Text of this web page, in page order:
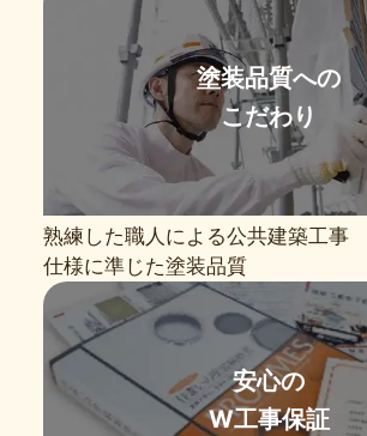
塗装品質への
こだわり
熟練した職人による公共建築工事
仕様に準じた塗装品質
安心の
W工事保証